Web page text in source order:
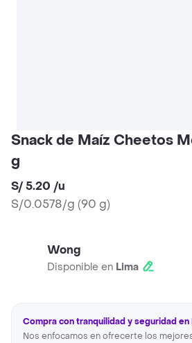
Snack de Maíz Cheetos
g
S/ 5.20 /u
S/0.0578/g (90 g)
Wong
Disponible en Lima
Compra con tranquilidad y seguridad en
Nos enfocamos en ofrecerte los